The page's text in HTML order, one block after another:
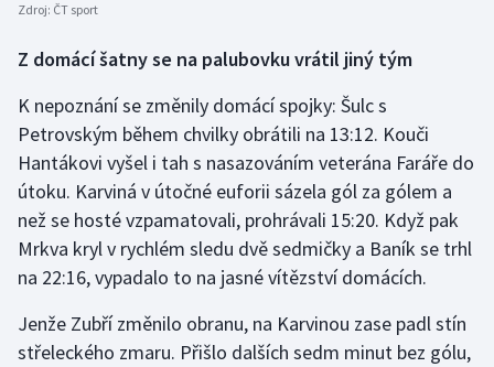
Plážový volejbal
Ragby
Rychlobruslení
Rychlostní kanoistika
Short track
Sportovní střelba
Stolní tenis
Zdroj: ČT sport
Z domácí šatny se na palubovku vrátil jiný tým
K nepoznání se změnily domácí spojky: Šulc s
Petrovským během chvilky obrátili na 13:12. Kouči
Hantákovi vyšel i tah s nasazováním veterána Faráře do
útoku. Karviná v útočné euforii sázela gól za gólem a
než se hosté vzpamatovali, prohrávali 15:20. Když pak
Mrkva kryl v rychlém sledu dvě sedmičky a Baník se trhl
na 22:16, vypadalo to na jasné vítězství domácích.
Jenže Zubří změnilo obranu, na Karvinou zase padl stín
střeleckého zmaru. Přišlo dalších sedm minut bez gólu,